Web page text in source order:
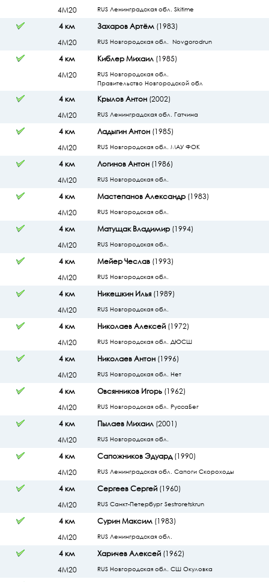
4М20
RUS Ленинградская обл. Skitime
4 км
4М20
Захаров Артём(1983)
RUS Новгородская обл. Novgorodrun
4 км
4М20
Киблер Михаил(1985)
RUS Новгородская обл.
Правительство Новгородской обл
4 км
4М20
Крылов Антон(2002)
RUS Ленинградская обл. Гатчина
4 км
4М20
Ладыгин Антон(1985)
RUS Новгородская обл. МАУ ФОК
4 км
4М20
Логинов Антон(1986)
RUS Новгородская обл.
4 км
4М20
Мастепанов Александр(1983)
RUS Новгородская обл.
4 км
4М20
Матущак Владимир(1994)
RUS Новгородская обл.
4 км
4М20
Мейер Чеслав(1993)
RUS Новгородская обл.
4 км
4М20
Никешкин Илья(1989)
RUS Новгородская обл.
4 км
4М20
Николаев Алексей(1972)
RUS Новгородская обл. ДЮСШ
4 км
4М20
Николаев Антон(1996)
RUS Новгородская обл. Нет
4 км
4М20
Овсянников Игорь(1962)
RUS Новгородская обл. РуссаБег
4 км
4М20
Пылаев Михаил(2001)
RUS Новгородская обл.
4 км
4М20
Сапожников Эдуард(1990)
RUS Ленинградская обл. Сапоги Скороходы
4 км
4М20
Сергеев Сергей(1960)
RUS Санкт-Петербург Sestroretskrun
4 км
4М20
Сурин Максим(1983)
RUS Ленинградская обл.
4 км
4М20
Харичев Алексей(1962)
RUS Новгородская обл. СШ Окуловка